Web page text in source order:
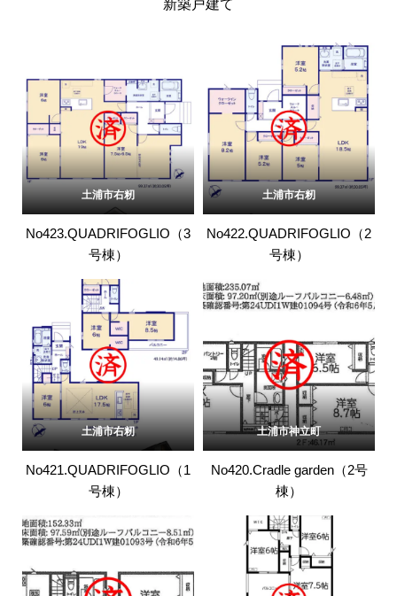
新築戸建て
土浦市右籾
No423.QUADRIFOGLIO（3
号棟）
土浦市右籾
No422.QUADRIFOGLIO（2
号棟）
土浦市右籾
No421.QUADRIFOGLIO（1
号棟）
土浦市神立町
No420.Cradle garden（2号
棟）